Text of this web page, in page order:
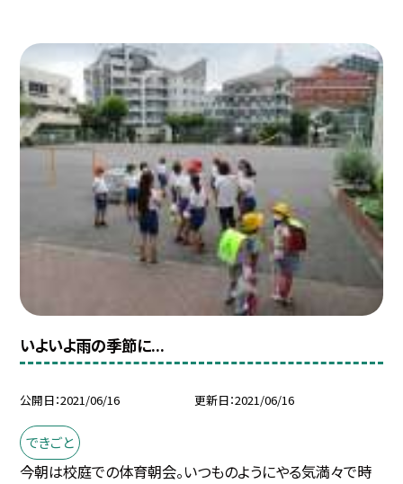
いよいよ雨の季節に...
公開日 2021/06/16 更新日 2021/06/16
できごと
今朝は校庭での体育朝会。いつものようにやる気満々で時